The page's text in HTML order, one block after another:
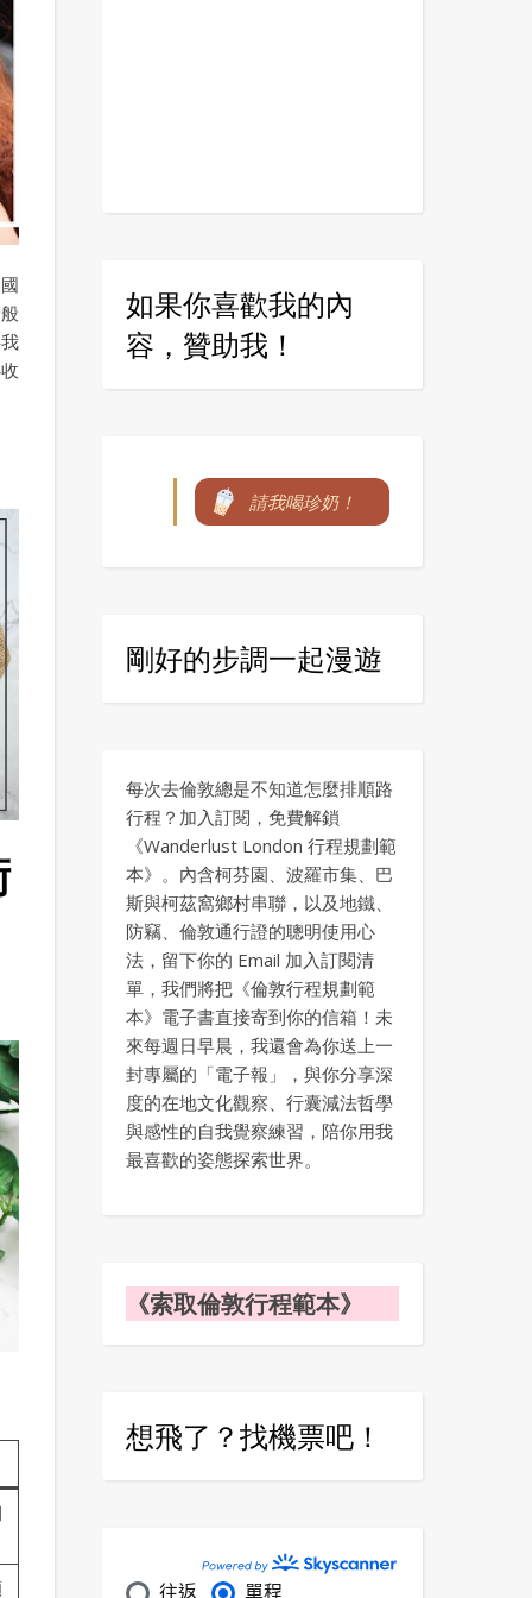
如果你喜歡我的內
容，贊助我！
請我喝珍奶！
剛好的步調一起漫遊
每次去倫敦總是不知道怎麼排順路
行程？加入訂閱，免費解鎖
《Wanderlust London 行程規劃範
本》。內含柯芬園、波羅市集、巴
斯與柯茲窩鄉村串聯，以及地鐵、
防竊、倫敦通行證的聰明使用心
法，留下你的 Email 加入訂閱清
單，我們將把《倫敦行程規劃範
本》電子書直接寄到你的信箱！未
來每週日早晨，我還會為你送上一
封專屬的「電子報」，與你分享深
度的在地文化觀察、行囊減法哲學
與感性的自我覺察練習，陪你用我
最喜歡的姿態探索世界。
《索取倫敦行程範本》
想飛了？找機票吧！